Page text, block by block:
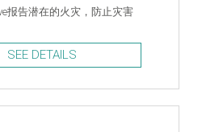
报告潜在的火灾，防止灾害
SEE DETAILS